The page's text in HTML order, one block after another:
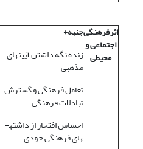
اثرفرهنگی
اجتماعی و
محیطی
جنبه+
زنده نگه داشتن آیین­های
مذهبی
تعامل فرهنگی و گسترش
تبادلات فرهنگی
احساس افتخار از داشته­
های فرهنگی خودی